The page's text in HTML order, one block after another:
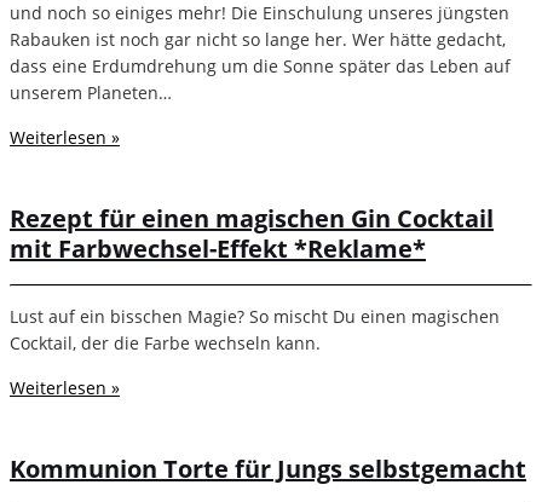
und noch so einiges mehr! Die Einschulung unseres jüngsten
Rabauken ist noch gar nicht so lange her. Wer hätte gedacht,
dass eine Erdumdrehung um die Sonne später das Leben auf
unserem Planeten…
Weiterlesen »
Rezept für einen magischen Gin Cocktail
mit Farbwechsel-Effekt *Reklame*
Lust auf ein bisschen Magie? So mischt Du einen magischen
Cocktail, der die Farbe wechseln kann.
Weiterlesen »
Kommunion Torte für Jungs selbstgemacht